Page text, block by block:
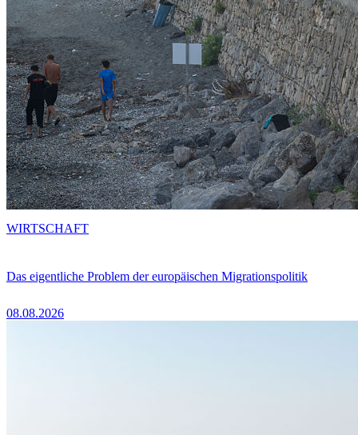
Das eigentliche Problem der europäischen Migrationspolitik
08.08.2026
WIRTSCHAFT